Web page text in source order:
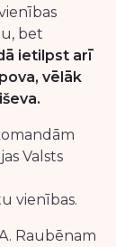
bet
ietilpst arī
vēlāk
Valsts
vienības.
Raubēnam